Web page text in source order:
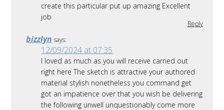
create this particular put up amazing Excellent
job
Reply
bizzlyn says:
12/09/2024 at 07:35
I loved as much as you will receive carried out
right here The sketch is attractive your authored
material stylish nonetheless you command get
got an impatience over that you wish be delivering
the following unwell unquestionably come more